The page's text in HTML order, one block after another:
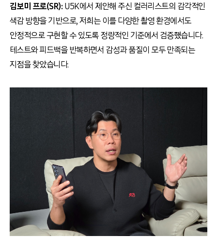
김보미 프로(SR):U5K에서 제안해 주신 컬러리스트의 감각적인
색감 방향을 기반으로, 저희는 이를 다양한 촬영 환경에서도
안정적으로 구현할 수 있도록 정량적인 기준에서 검증했습니다.
테스트와 피드백을 반복하면서 감성과 품질이 모두 만족되는
지점을 찾았습니다.